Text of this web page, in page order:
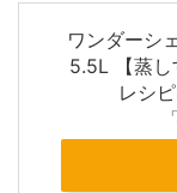
ワンダーシ
5.5L 【蒸
レシ